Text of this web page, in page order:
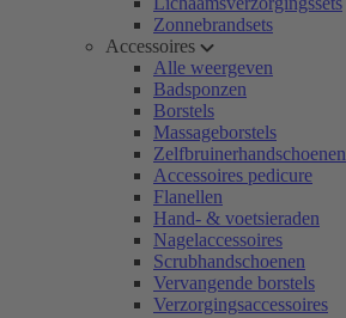
Zonnebrandsets
Accessoires
Alle weergeven
Badsponzen
Borstels
Massageborstels
Zelfbruinerhandschoenen
Accessoires pedicure
Flanellen
Hand- & voetsieraden
Nagelaccessoires
Scrubhandschoenen
Vervangende borstels
Verzorgingsaccessoires